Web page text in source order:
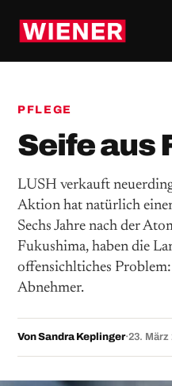
PFLEGE
Seife aus
LUSH verkauft
Aktion hat natürlich
Sechs Jahre nach der
Fukushima, haben die
offensichltiches
Abnehmer.
Von Sandra Keplinger·23. März